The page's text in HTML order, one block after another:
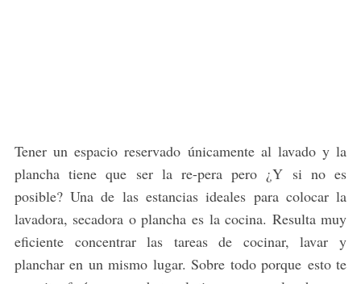
Tener un espacio reservado únicamente al lavado y la
plancha tiene que ser la re-pera pero ¿Y si no es
posible? Una de las estancias ideales para colocar la
lavadora, secadora o plancha es la cocina. Resulta muy
eficiente concentrar las tareas de cocinar, lavar y
planchar en un mismo lugar. Sobre todo porque esto te